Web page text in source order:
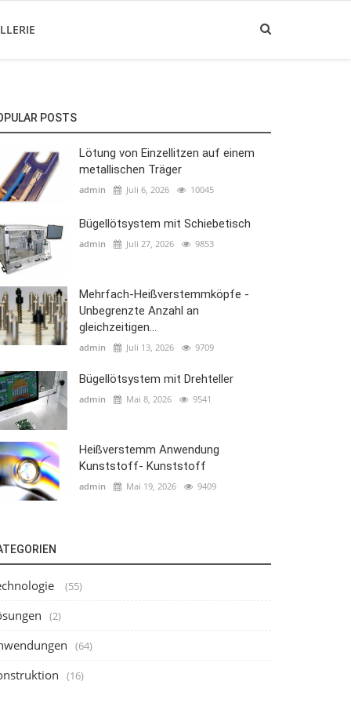
POSTS
Lötung von Einzellitzen auf einem
metallischen Träger
admin Juli 6, 2026 10045
Bügellötsystem mit Schiebetisch
admin Juli 27, 2026 9853
Mehrfach-Heißverstemmköpfe -
Unbegrenzte Anzahl an
gleichzeitigen...
admin Juli 13, 2026 9709
Bügellötsystem mit Drehteller
admin Mai 8, 2026 9541
Heißverstemm Anwendung
Kunststoff- Kunststoff
admin Mai 19, 2026 9409
(55)
(2)
(64)
(16)